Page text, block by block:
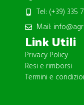
Tel: (+39) 335
Mail:
Link Utili
Privacy Policy
Resi e rimborsi
Termini e